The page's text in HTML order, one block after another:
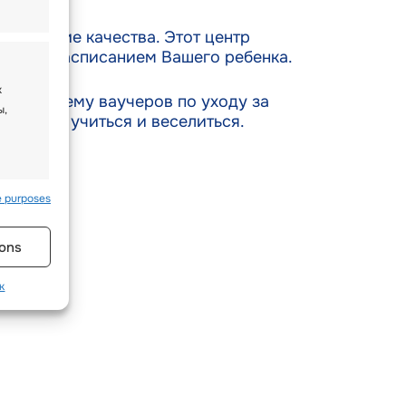
purposes
лучшие качества. Этот центр
и расписанием Вашего ребенка.
систему ваучеров по уходу за
учиться и веселиться.